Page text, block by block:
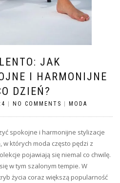
JAK
I HARMONIJNE
DZIEŃ?
| NO COMMENTS | MODA
spokojne i harmonijne stylizacje
w których moda często pędzi z
pojawiają się niemal co chwilę.
w tym szalonym tempie. W
życia coraz większą popularność